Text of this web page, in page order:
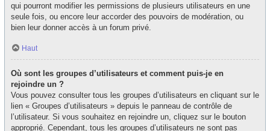
qui pourront modifier les permissions de plusieurs utilisateurs en une
seule fois, ou encore leur accorder des pouvoirs de modération, ou
bien leur donner accès à un forum privé.
Haut
Où sont les groupes d’utilisateurs et comment puis-je en
rejoindre un ?
Vous pouvez consulter tous les groupes d’utilisateurs en cliquant sur le
lien « Groupes d’utilisateurs » depuis le panneau de contrôle de
l’utilisateur. Si vous souhaitez en rejoindre un, cliquez sur le bouton
approprié. Cependant, tous les groupes d’utilisateurs ne sont pas